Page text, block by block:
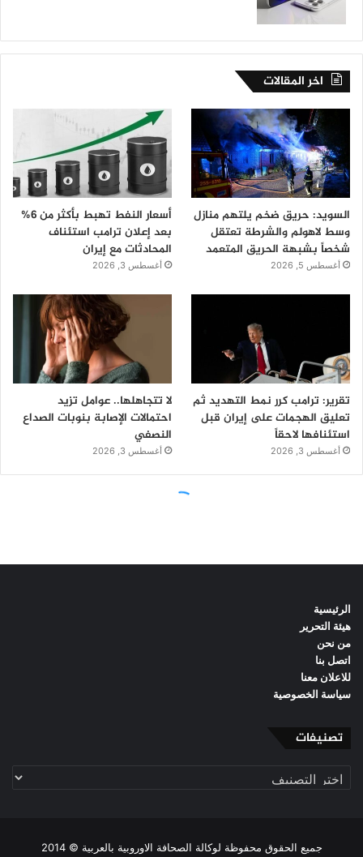
الرئيسية
هيئة التحرير
من نحن
اتصل بنا
للاعلان معنا
سياسة الخصوصية
تصنيفات
تصنيفات
جميع الحقوق محفوظة لوكالة الصحافة الاوروبية بالعربية © 2014